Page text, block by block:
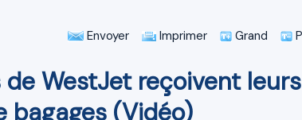
Envoyer Imprimer Grand
de WestJet reçoivent
bagages (Vidéo)